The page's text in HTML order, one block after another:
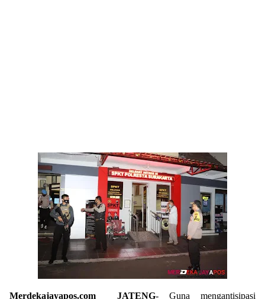
Merdekajayapos.com JATENG- Guna mengantisipasi